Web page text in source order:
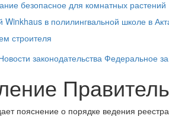
безопасное для комнатных растений
Winkhaus в полилингвальной школе в
строителя
законодательства Федеральное
пояснение о порядке ведения